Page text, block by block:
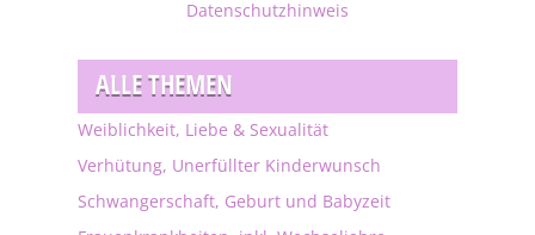
Datenschutzhinweis
ALLE THEMEN
Weiblichkeit, Liebe & Sexualität
Verhütung, Unerfüllter Kinderwunsch
Schwangerschaft, Geburt und Babyzeit